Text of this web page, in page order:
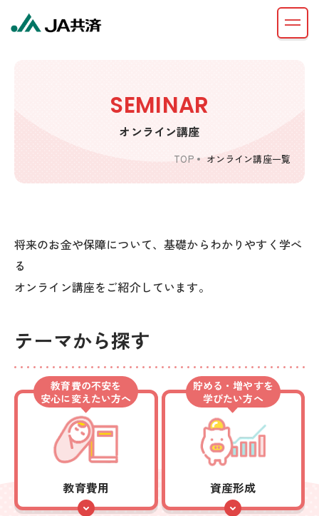
SEMINAR
オンライン講座
TOP オンライン講座一覧
将来のお金や保障について、基礎からわかりやすく学べ
る
オンライン講座をご紹介しています。
テーマから探す
教育費の不安を
安心に変えたい方へ
教育費用
貯める・増やすを
学びたい方へ
資産形成